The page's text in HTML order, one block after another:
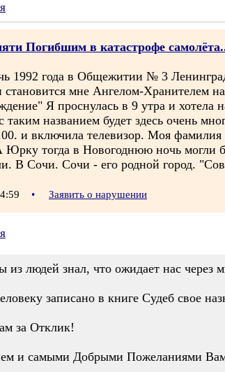
Погибшим в катастрофе
1992 года в Общежитии № 3
мне Ангелом-Хранителем
Я проснулась в 9 утра и хотела
таким названием будет здесь очень
и включила телевизор. Моя
тогда в Новогоднюю ночь могли
В Сочи. Сочи - его родной город.
• Заявить о нарушении
из людей знал, что ожидает нас через
записано в книге Судеб свое
за Отклик!
и самыми Добрыми Пожеланиями